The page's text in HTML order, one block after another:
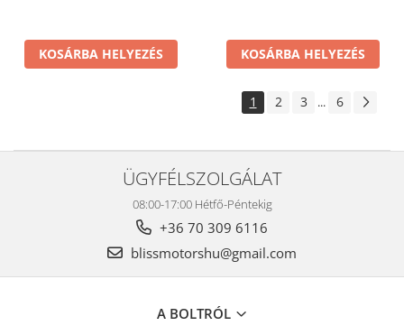
KOSÁRBA HELYEZÉS KOSÁRBA HELYEZÉS
1 2 3 ... 6
ÜGYFÉLSZOLGÁLAT
08:00-17:00 Hétfő-Péntekig
+36 70 309 6116
blissmotorshu@gmail.com
A BOLTRÓL